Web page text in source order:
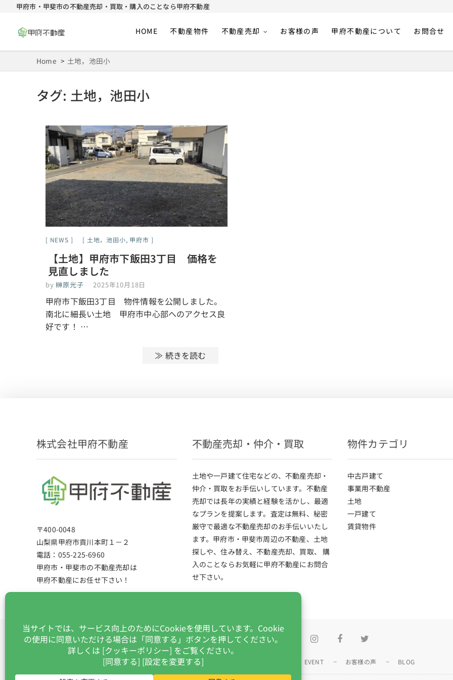
甲府市・甲斐市の不動産売却・買取・購入のことなら甲府不動産
甲府市・甲斐市の不動産売却・買取・購入のことなら株式会社甲府不動産｜山梨県甲府
HOME 不動産物件 不動産売却 お客様の声 甲府不動産について お問合せ
Home 土地，池田小
タグ: 土地，池田小
NEWS 土地，池田小, 甲府市
【土地】甲府市下飯田3丁目 価格を
見直しました
by 榊原光子 2025年10月18日
甲府市下飯田3丁目 物件情報を公開しました。
南北に細長い土地 甲府市中心部へのアクセス良
好です！ …
≫ 続きを読む
株式会社甲府不動産
〒400-0048
山梨県甲府市貢川本町１－２
電話：055-225-6960
甲府市・甲斐市の不動産売却は
甲府不動産にお任せ下さい！
不動産売却・仲介・買取
土地や一戸建て住宅などの、不動産売却・
仲介・買取をお手伝いしています。不動産
売却では長年の実績と経験を活かし、最適
なプランを提案します。査定は無料、秘密
厳守で最適な不動産売却のお手伝いいたし
ます。甲府市・甲斐市周辺の不動産、土地
探しや、住み替え、不動産売却、買取、 購
入のことならお気軽に甲府不動産にお問合
せ下さい。
物件カテゴリ
中古戸建て
事業用不動産
土地
一戸建て
賃貸物件
InstagramFacebook
EVENT お客様の声 BLOG